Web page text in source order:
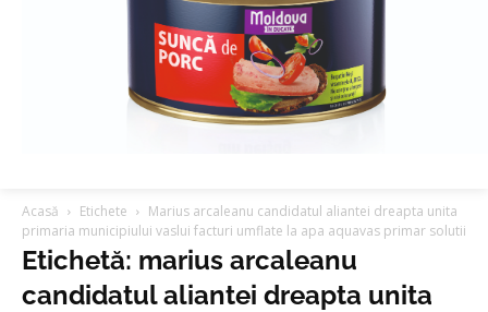
Acasă Etichete
Marius arcaleanu candidatul aliantei dreapta unita
primaria municipiului vaslui facturi umflate la apa aquavas primar solutii
Etichetă: marius arcaleanu
candidatul aliantei dreapta unita